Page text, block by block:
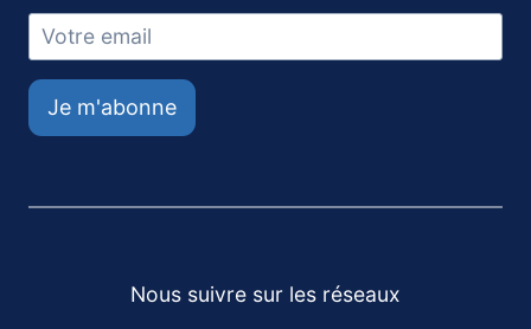
Je m'abonne
Nous suivre sur les réseaux